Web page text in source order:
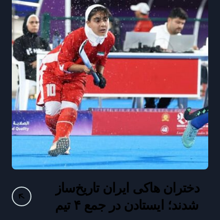
دختران هاکی ایران تاریخ‌ساز
شدند؛ ایستادن در جمع ۴ تیم